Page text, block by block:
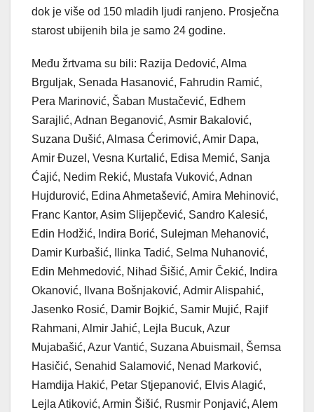
dok je više od 150 mladih ljudi ranjeno. Prosječna
starost ubijenih bila je samo 24 godine.
Među žrtvama su bili: Razija Dedović, Alma
Brguljak, Senada Hasanović, Fahrudin Ramić,
Pera Marinović, Šaban Mustačević, Edhem
Sarajlić, Adnan Beganović, Asmir Bakalović,
Suzana Dušić, Almasa Ćerimović, Amir Dapa,
Amir Đuzel, Vesna Kurtalić, Edisa Memić, Sanja
Ćajić, Nedim Rekić, Mustafa Vuković, Adnan
Hujdurović, Edina Ahmetašević, Amira Mehinović,
Franc Kantor, Asim Slijepčević, Sandro Kalesić,
Edin Hodžić, Indira Borić, Sulejman Mehanović,
Damir Kurbašić, Ilinka Tadić, Selma Nuhanović,
Edin Mehmedović, Nihad Šišić, Amir Čekić, Indira
Okanović, Ilvana Bošnjaković, Admir Alispahić,
Jasenko Rosić, Damir Bojkić, Samir Mujić, Rajif
Rahmani, Almir Jahić, Lejla Bucuk, Azur
Mujabašić, Azur Vantić, Suzana Abuismail, Šemsa
Hasičić, Senahid Salamović, Nenad Marković,
Hamdija Hakić, Petar Stjepanović, Elvis Alagić,
Lejla Atiković, Armin Šišić, Rusmir Ponjavić, Alem